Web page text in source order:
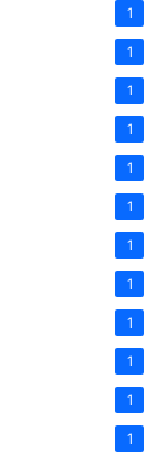
1
1
1
1
1
1
1
1
1
1
1
1